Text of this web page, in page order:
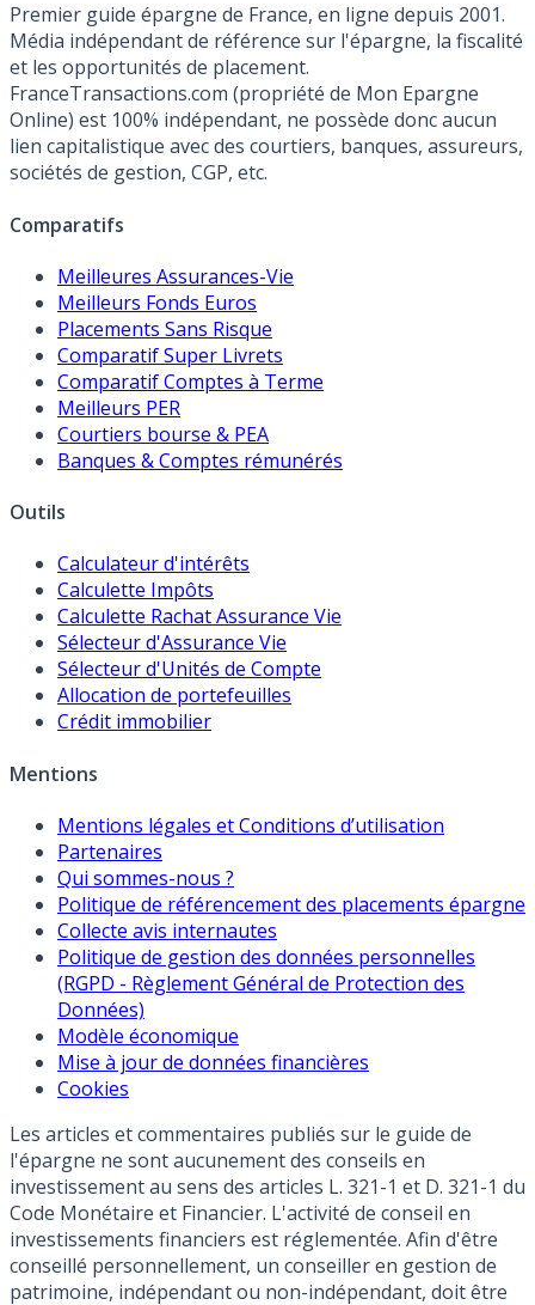
Premier guide épargne de France, en ligne depuis 2001.
Média indépendant de référence sur l'épargne, la fiscalité
et les opportunités de placement.
FranceTransactions.com (propriété de Mon Epargne
Online) est 100% indépendant, ne possède donc aucun
lien capitalistique avec des courtiers, banques, assureurs,
sociétés de gestion, CGP, etc.
Comparatifs
Meilleures Assurances-Vie
Meilleurs Fonds Euros
Placements Sans Risque
Comparatif Super Livrets
Comparatif Comptes à Terme
Meilleurs PER
Courtiers bourse & PEA
Banques & Comptes rémunérés
Outils
Calculateur d'intérêts
Calculette Impôts
Calculette Rachat Assurance Vie
Sélecteur d'Assurance Vie
Sélecteur d'Unités de Compte
Allocation de portefeuilles
Crédit immobilier
Mentions
Mentions légales et Conditions d’utilisation
Partenaires
Qui sommes-nous ?
Politique de référencement des placements épargne
Collecte avis internautes
Politique de gestion des données personnelles
(RGPD - Règlement Général de Protection des
Données)
Modèle économique
Mise à jour de données financières
Cookies
Les articles et commentaires publiés sur le guide de
l'épargne ne sont aucunement des conseils en
investissement au sens des articles L. 321-1 et D. 321-1 du
Code Monétaire et Financier. L'activité de conseil en
investissements financiers est réglementée. Afin d'être
conseillé personnellement, un conseiller en gestion de
patrimoine, indépendant ou non-indépendant, doit être